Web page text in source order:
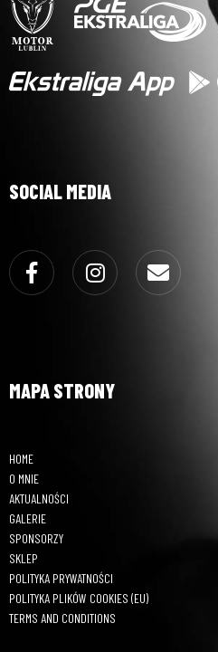
SOCIAL MEDIA
Facebook Instagram
MAPA STRONY
HOME
O MNIE
AKTUALNOŚCI
GALERIE
SPONSORZY
SKLEP
POLITYKA PRYWATNOŚCI
POLITYKA PLIKÓW COOKIES (EU)
TERMS AND CONDITIONS